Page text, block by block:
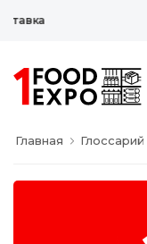
Главная Глоссарий